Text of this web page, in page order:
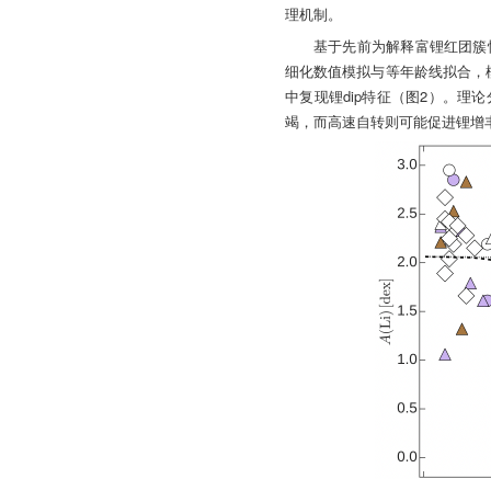
理机制。
基于先前为解释富锂红团
细化数值模拟与等年龄线拟合
中复现锂dip特征（图2）。理
竭，而高速自转则可能促进锂